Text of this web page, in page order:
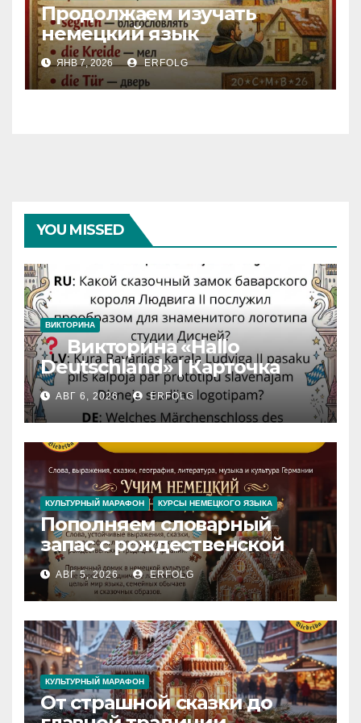
Продолжаем изучать
немецкий язык
ЯНВ 7, 2026 ERFOLG
YOU MISSED
ВИКТОРИНА
Викторина «Hallo
Deutschland» | Карточка
№46
Замок вдохновения
Iedvesmas pils / Schloss der
Inspiration
АВГ 6, 2026 ERFOLG
КУЛЬТУРНЫЙ МАРАФОН КУРСЫ НЕМЕЦКОГО ЯЗЫКА
Пополняем словарный
запас с рождественской
сказкой! Учим немецкий
вместе с Lebkuchenhaus
АВГ 5, 2026 ERFOLG
КУЛЬТУРНЫЙ МАРАФОН
От страшной сказки до